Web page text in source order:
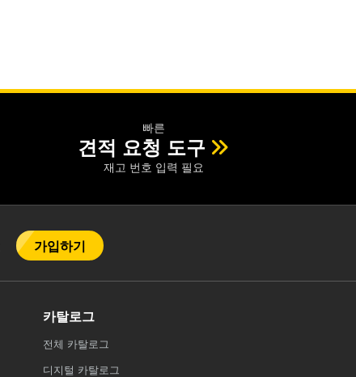
빠른
견적 요청 도구
재고 번호 입력 필요
가입하기
카탈로그
전체 카탈로그
디지털 카탈로그